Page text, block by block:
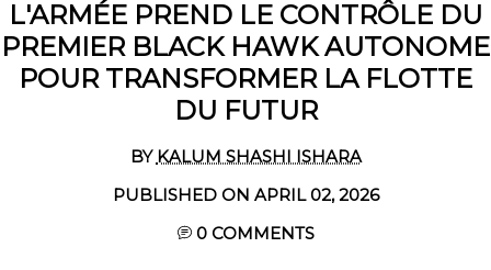
L'ARMÉE PREND LE CONTRÔLE DU
PREMIER BLACK HAWK AUTONOME
POUR TRANSFORMER LA FLOTTE
DU FUTUR
BY KALUM SHASHI ISHARA
PUBLISHED ON APRIL 02, 2026
0COMMENTS